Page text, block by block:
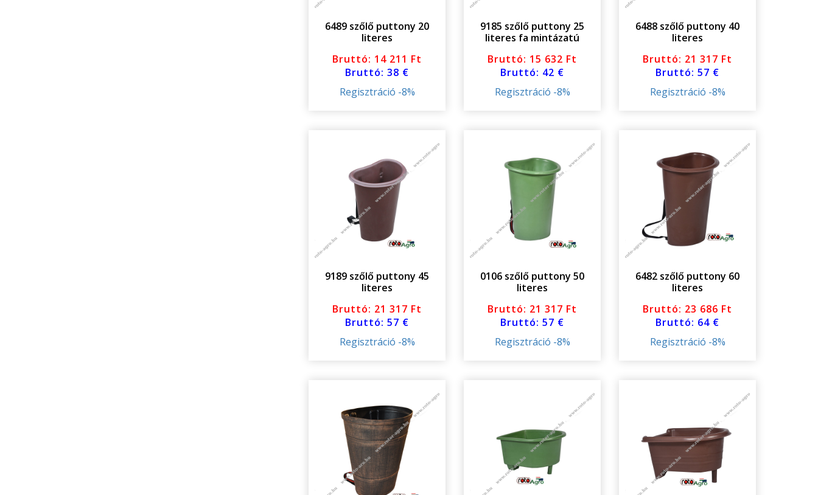
6489 szőlő puttony 20
literes
Bruttó: 14 211 Ft
Bruttó: 38 €
Regisztráció -8%
9185 szőlő puttony 25
literes fa mintázatú
Bruttó: 15 632 Ft
Bruttó: 42 €
Regisztráció -8%
6488 szőlő puttony 40
literes
Bruttó: 21 317 Ft
Bruttó: 57 €
Regisztráció -8%
9189 szőlő puttony 45
literes
Bruttó: 21 317 Ft
Bruttó: 57 €
Regisztráció -8%
0106 szőlő puttony 50
literes
Bruttó: 21 317 Ft
Bruttó: 57 €
Regisztráció -8%
6482 szőlő puttony 60
literes
Bruttó: 23 686 Ft
Bruttó: 64 €
Regisztráció -8%